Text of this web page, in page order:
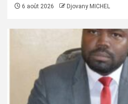
6 août 2026 Djovany MICHEL